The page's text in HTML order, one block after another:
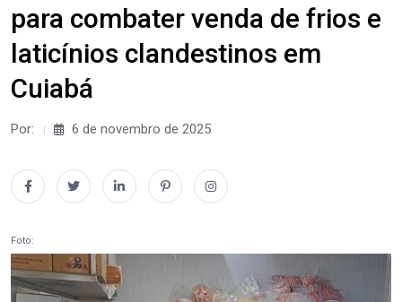
para combater venda de frios e
laticínios clandestinos em
Cuiabá
Por: 6 de novembro de 2025
Foto: